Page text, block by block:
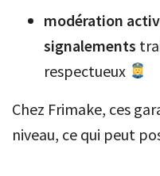
modération
signalements
respectueux
Chez Frimake, ces
niveau, ce qui peut